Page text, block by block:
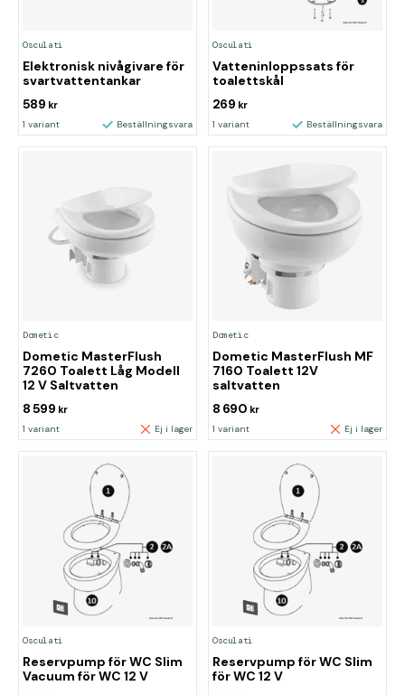
Osculati
Elektronisk nivågivare för
svartvattentankar
589 kr
1 variant Beställningsvara
Osculati
Vatteninloppssats för
toalettskål
269 kr
1 variant Beställningsvara
Dometic
Dometic MasterFlush
7260 Toalett Låg Modell
12 V Saltvatten
8 599 kr
1 variant Ej i lager
Dometic
Dometic MasterFlush MF
7160 Toalett 12V
saltvatten
8 690 kr
1 variant Ej i lager
Osculati
Reservpump för WC Slim
Vacuum för WC 12 V
Osculati
Reservpump för WC Slim
för WC 12 V